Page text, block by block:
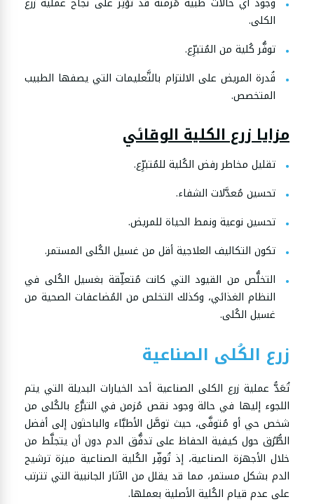
الكلى.
توفُّر كُلية من المُتبرِّع.
قُدرة المريض على الالتزام بالتَّعليمات التي يصفها الطبيب
المتخصص.
مزايا زرع الكلية الوقائي
تقليل مخاطر رفض الكُلية للمُتبرِّع.
تحسين مُعدَّلات الشفاء.
تحسين نوعية ونمط الحياة للمريض.
تكون التكاليف العلاجية أقل من غسيل الكُلى المستمر.
التخلُّص من القيود التي كانت مُتعلِّقة بغسيل الكُلى في
النظام الغذائي، وكذلك التخلص من المُضاعفات الصحية من
غسيل الكُلى.
زرع الكُلى الصناعية
تُعَدُّ عملية زرع الكلى الصناعية أحد الخيارات البديلة التي يتم
اللجوء إليها في حالة وجود نقص مُزمن في التبرُّع بالكُلى من
شخص حي أو مُتوفَّى، حيث توصَّل الأطبَّاء والباحثون إلى أفضل
الطُّرُق حول كيفية الحفاظ على تدفُّق الدم دون أن يتجلَّط من
خلال الأجهزة الصناعية، إذ تُوفِّر الكُلية الصناعية ميزة ترشيح
الدم بشكل مستمر، مما قد يقلل من الآثار الجانبية التي تترتب
على عدم قيام الكُلية الأصلية بعملها.